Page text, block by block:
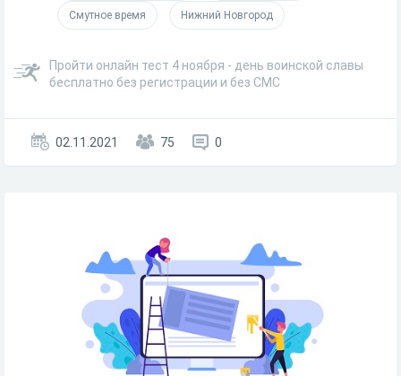
Смутное время Нижний Новгород
Пройти онлайн тест 4 ноября - день воинской славы
бесплатно без регистрации и без СМС
02.11.2021 75 0